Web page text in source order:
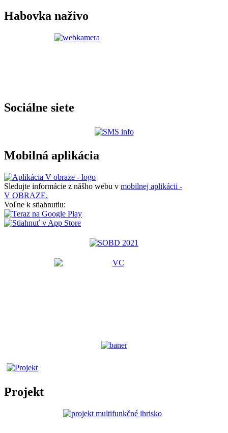
Habovka naživo
Sociálne siete
Mobilná aplikácia
Sledujte informácie z nášho webu v mobilnej aplikácii -
V OBRAZE.
Voľne k stiahnutiu:
Projekt